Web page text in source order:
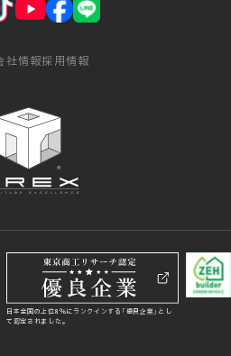
社情報採用情報
日本全国の上位8％にランクインする「優良企業」とし
て認定されました。